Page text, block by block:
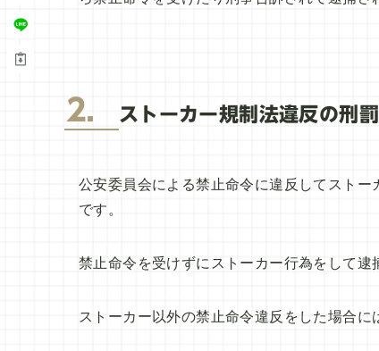
2． ストーカー規制法違反の刑罰
公安委員会による禁止命令に違反してスト
です。
禁止命令を受けずにストーカー行為をして逮
ストーカー以外の禁止命令違反をした場合に